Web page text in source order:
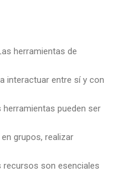
herramientas de
interactuar entre sí y con
pueden ser
grupos, realizar
son esenciales